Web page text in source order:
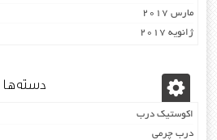
مارس 2017
ژانویه 2017
دسته‌ها
اکوستیک درب
درب چرمی